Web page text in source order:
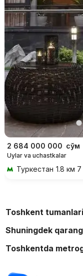
2 684 000 000 сўм
Uylar va uchastkalar
Туркестан 1.8 км
Toshkent
Shuningdek qarang
Toshkentda